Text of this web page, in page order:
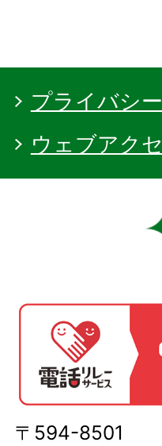
プライバシ
ウェブアク
〒594-8501